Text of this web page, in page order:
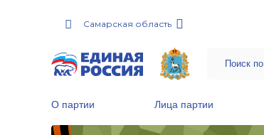
Самарская область
О партии Лица партии